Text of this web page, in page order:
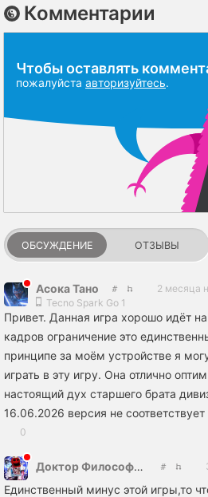
Комментарии
Чтобы оставлять
пожалуйста авторизуйтесь.
ОБСУЖДЕНИЕ ОТЗЫВЫ
Асока Тано
2 месяца
Tecno Spark Go 1
Привет. Данная игра хорошо идёт
кадров ограничение это
принципе за моём устройстве я
играть в эту игру. Она отлично
настоящий дух старшего брата
16.06.2026 версия не
0
Доктор Философии в Знании Фурри Хентая
Единственный минус этой игры,то